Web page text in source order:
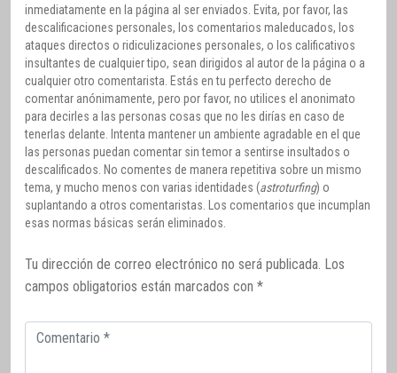
inmediatamente en la página al ser enviados. Evita, por favor, las
descalificaciones personales, los comentarios maleducados, los
ataques directos o ridiculizaciones personales, o los calificativos
insultantes de cualquier tipo, sean dirigidos al autor de la página o a
cualquier otro comentarista. Estás en tu perfecto derecho de
comentar anónimamente, pero por favor, no utilices el anonimato
para decirles a las personas cosas que no les dirías en caso de
tenerlas delante. Intenta mantener un ambiente agradable en el que
las personas puedan comentar sin temor a sentirse insultados o
descalificados. No comentes de manera repetitiva sobre un mismo
tema, y mucho menos con varias identidades (astroturfing) o
suplantando a otros comentaristas. Los comentarios que incumplan
esas normas básicas serán eliminados.
Tu dirección de correo electrónico no será publicada. Los
campos obligatorios están marcados con *
Comentario